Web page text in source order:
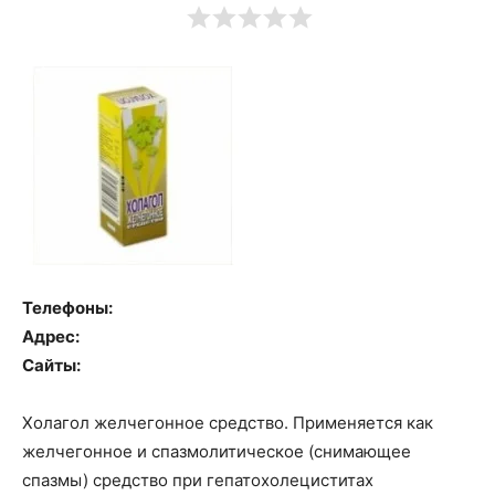
Телефоны:
Адрес:
Сайты:
Холагол желчегонное средство. Применяется как
желчегонное и спазмолитическое (снимающее
спазмы) средство при гепатохолециститах